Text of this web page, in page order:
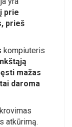
prie
prieš
kompiuteris
mažas
daroma
atkūrimą.